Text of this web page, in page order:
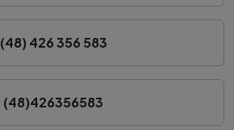
(48) 426 356 583
(48)426356583